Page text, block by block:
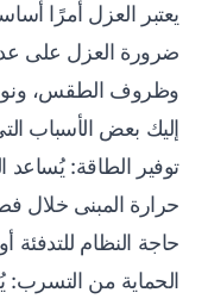
يعتبر العزل أمرًا
ضرورة العزل على
وظروف الطقس،
إليك بعض الأسباب
توفير الطاقة:
حرارة المبنى خلال
حاجة النظام للتدفئة
الحماية من التسرب: